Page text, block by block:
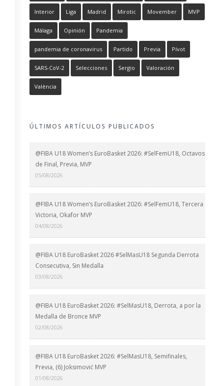
Interior Liga Madrid Mirotic Movember MVP
Málaga Opinión Pandemia
pandemia de coronavirus Partido Previa Pívot
SARS-CoV-2 Selecciones Sergio Valoración
València
ÚLTIMOS ARTÍCULOS PUBLICADOS
@FIBA U18 Women’s EuroBasket 2026: #SelFemU18, Octavos
de Final, Previa, MVP
05/08/2026
@FIBA U18 Women’s EuroBasket 2026: #SelFemU18, Tercera
Victoria, Okafor MVP
04/08/2026
@FIBA U18 EuroBasket 2026 #SelMasU18 Segunda Derrota
Consecutiva, Sin Medalla
03/08/2026
@FIBA U18 EuroBasket 2026: #SelMasU18, Derrota, a por la
Medalla de Bronce MVP
02/08/2026
@FIBA U18 EuroBasket 2026: #SelMasU18, Semifinales,
Previa, (6) Joksimović MVP
01/08/2026